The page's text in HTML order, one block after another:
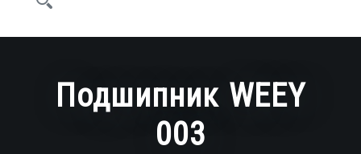
Подшипник WEEY
003